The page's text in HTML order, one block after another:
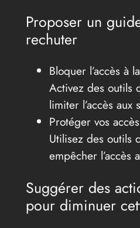
Proposer un
rechuter
Bloquer l’accès à
Activez des outils
limiter l’accès aux
Protéger vos
Utilisez des outils
empêcher l’accès
Suggérer des
pour diminuer